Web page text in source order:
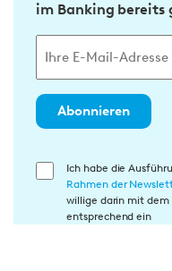
im Banking bereits
Abonnieren
E
Ich habe die
Rahmen der
willige darin mit
entsprechend ein